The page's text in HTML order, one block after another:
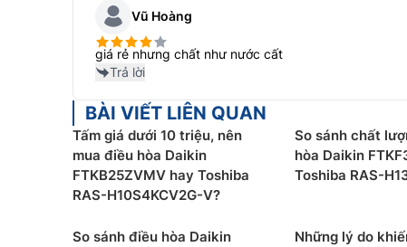
Chống nấm mốc
Điều hòa Toshiba 15000btu RAS-
là lớp bảo vệ đầu tiên có khả năng lọc bụi bẩn,
Vũ Hoàng
giá rẻ nhưng chất như nước cất
Trả lời
BÀI VIẾT LIÊN QUAN
Tấm giá dưới 10 triệu, nên
mua điều hòa Daikin
FTKB25ZVMV hay Toshiba
RAS-H10S4KCV2G-V?
So sánh chất
hòa Daikin
Toshiba RAS-
So sánh điều hòa Daikin Những lý do